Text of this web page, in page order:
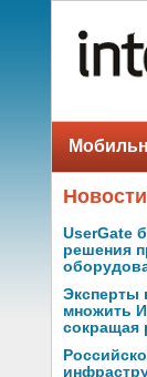
Новости
UserGate
решения
Эксперты
множить
сокращая